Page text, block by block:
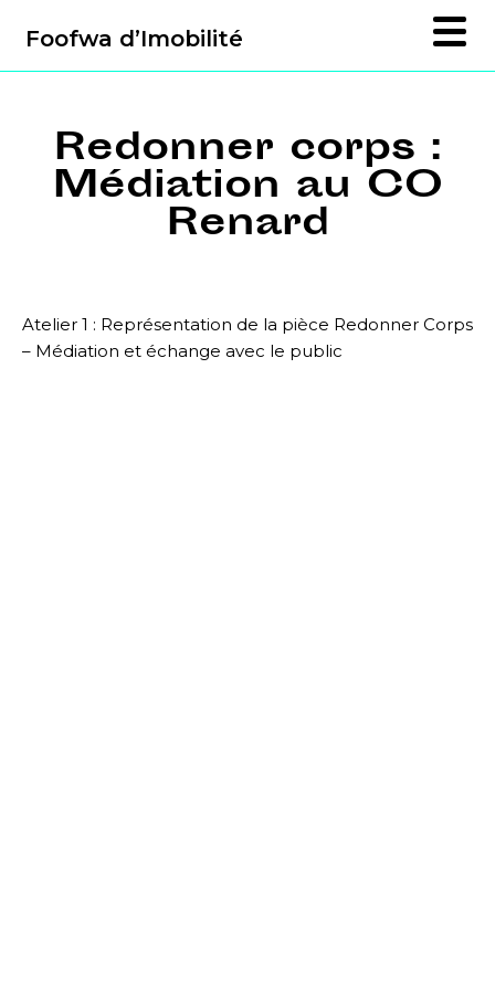
Foofwa d’Imobilité
Redonner corps :
Médiation au CO
Renard
Atelier 1 : Représentation de la pièce Redonner Corps
– Médiation et échange avec le public